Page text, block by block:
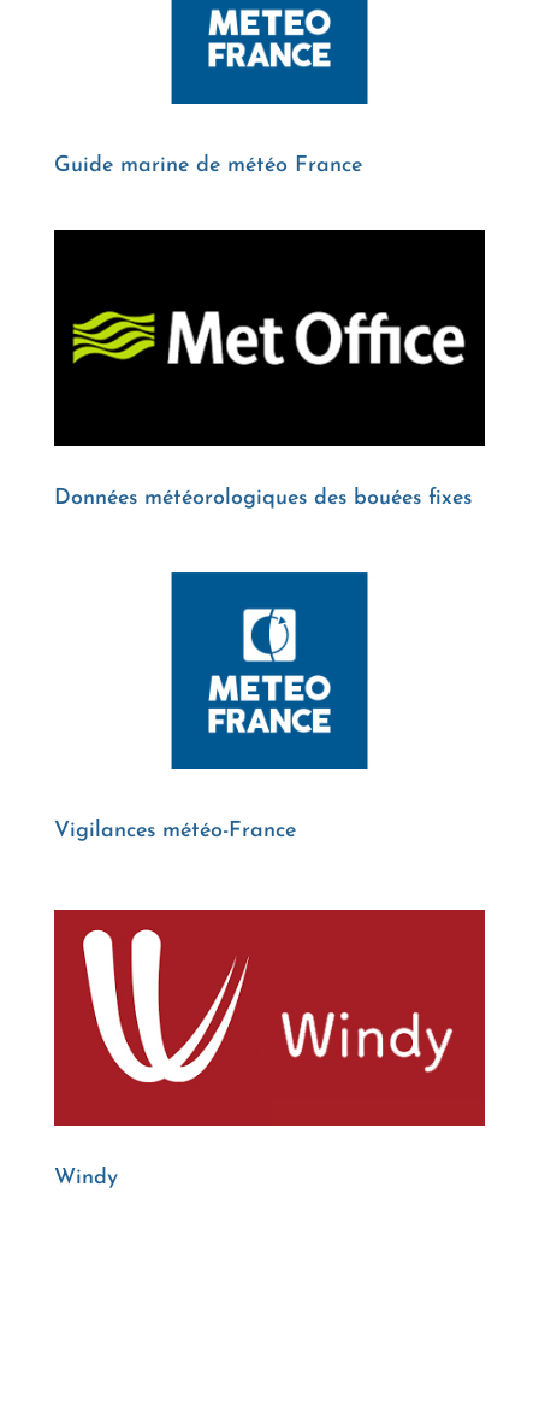
Guide marine de météo France
Données météorologiques des bouées fixes
Vigilances météo-France
Windy